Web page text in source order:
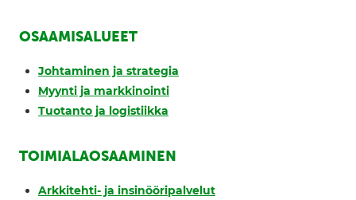
OSAAMISALUEET
Johtaminen ja strategia
Myynti ja markkinointi
Tuotanto ja logistiikka
TOIMIALAOSAAMINEN
Arkkitehti- ja insinööripalvelut